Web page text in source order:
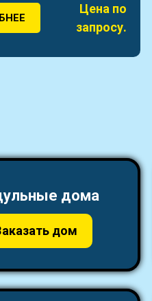
Цена по
запросу.
дома
дом